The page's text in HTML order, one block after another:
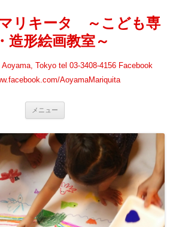
リキータ ～こども専
造形絵画教室～
Tokyo tel 03-3408-4156 Facebook
AoyamaMariquita
メニュー